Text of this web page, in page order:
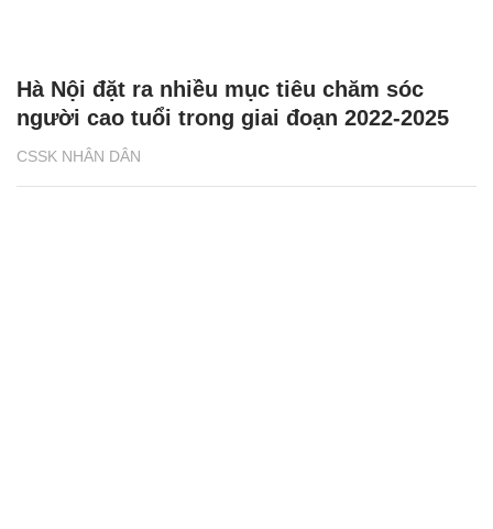
CSSK NHÂN DÂN
Hà Nội đặt ra nhiều mục tiêu chăm sóc
người cao tuổi trong giai đoạn 2022-2025